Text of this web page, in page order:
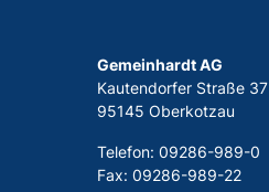
Gemeinhardt AG
Kautendorfer Straße 37
95145 Oberkotzau
Telefon: 09286-989-0
Fax: 09286-989-22